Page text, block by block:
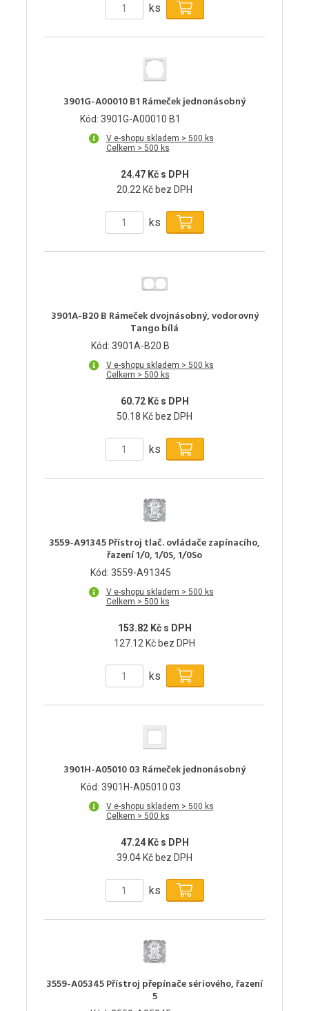
ks
3901G-A00010 B1 Rámeček jednonásobný
Kód: 3901G-A00010 B1
V e-shopu skladem > 500 ks
Celkem > 500 ks
24.47 Kč s DPH
20.22 Kč bez DPH
ks
3901A-B20 B Rámeček dvojnásobný, vodorovný
Tango bílá
Kód: 3901A-B20 B
V e-shopu skladem > 500 ks
Celkem > 500 ks
60.72 Kč s DPH
50.18 Kč bez DPH
ks
3559-A91345 Přístroj tlač. ovládače zapínacího,
řazení 1/0, 1/0S, 1/0So
Kód: 3559-A91345
V e-shopu skladem > 500 ks
Celkem > 500 ks
153.82 Kč s DPH
127.12 Kč bez DPH
ks
3901H-A05010 03 Rámeček jednonásobný
Kód: 3901H-A05010 03
V e-shopu skladem > 500 ks
Celkem > 500 ks
47.24 Kč s DPH
39.04 Kč bez DPH
ks
3559-A05345 Přístroj přepínače sériového, řazení
5